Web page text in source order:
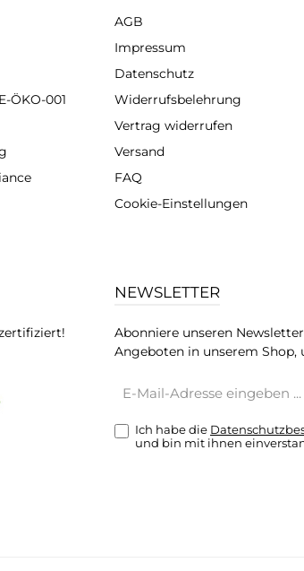
ÖKO-001
AGB
Impressum
Datenschutz
Widerrufsbelehrung
Vertrag widerrufen
Versand
FAQ
Cookie-Einstellungen
NEWSLETTER
Abonniere unseren
Angeboten in unserem Shop,
Mail-
Ich habe die
und bin mit ihnen